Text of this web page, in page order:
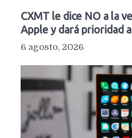
CXMT le dice NO a la
Apple y dará prioridad
6 agosto, 2026